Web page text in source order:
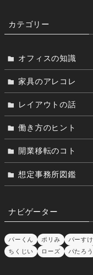
カテゴリー
オフィスの知識
家具のアレコレ
レイアウトの話
働き方のヒント
開業移転のコト
想定事務所図鑑
ナビゲーター
パーくん ポリみ パーすけ
ちくじい
ローズ パたろう